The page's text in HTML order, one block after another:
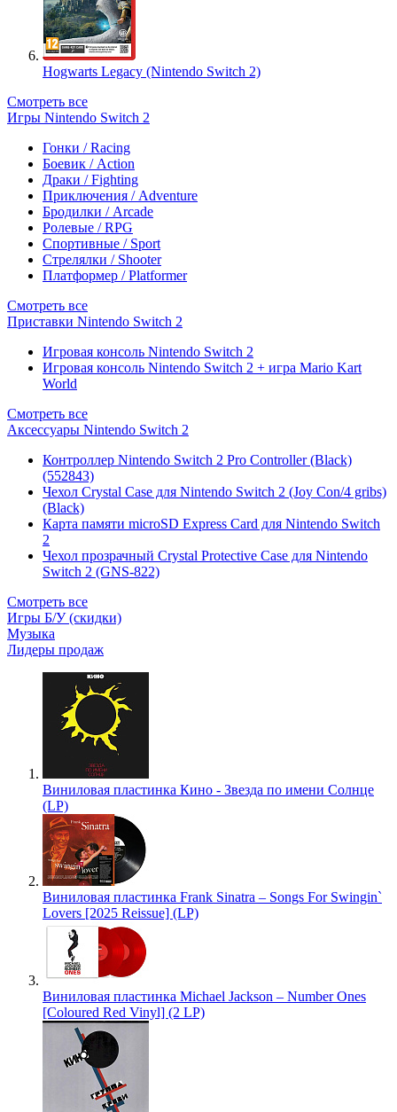
Hogwarts Legacy (Nintendo Switch 2)
Смотреть все
Игры Nintendo Switch 2
Гонки / Racing
Боевик / Action
Драки / Fighting
Приключения / Adventure
Бродилки / Arcade
Ролевые / RPG
Спортивные / Sport
Стрелялки / Shooter
Платформер / Platformer
Смотреть все
Приставки Nintendo Switch 2
Игровая консоль Nintendo Switch 2
Игровая консоль Nintendo Switch 2 + игра Mario Kart
World
Смотреть все
Аксессуары Nintendo Switch 2
Контроллер Nintendo Switch 2 Pro Controller (Black)
(552843)
Чехол Сrystal Сase для Nintendo Switch 2 (Joy Con/4 gribs)
(Black)
Карта памяти microSD Express Card для Nintendo Switch
2
Чехол прозрачный Crystal Protective Case для Nintendo
Switch 2 (GNS-822)
Смотреть все
Игры Б/У (скидки)
Музыка
Лидеры продаж
Виниловая пластинка Кино - Звезда по имени Солнце
(LP)
Виниловая пластинка Frank Sinatra – Songs For Swingin`
Lovers [2025 Reissue] (LP)
Виниловая пластинка Michael Jackson – Number Ones
[Coloured Red Vinyl] (2 LP)